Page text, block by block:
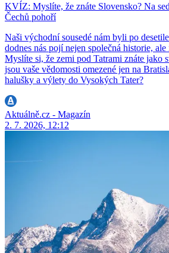
KVÍZ: Myslíte, že znáte Slovensko? Na
Čechů pohoří
Naši východní sousedé nám byli po
dodnes nás pojí nejen společná historie,
Myslíte si, že zemi pod Tatrami znáte jako
jsou vaše vědomosti omezené jen na
halušky a výlety do Vysokých Tater?
Aktuálně.cz - Magazín
2. 7. 2026, 12:12